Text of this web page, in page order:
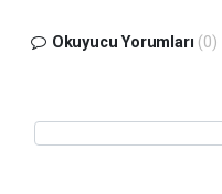
Okuyucu Yorumları (0)